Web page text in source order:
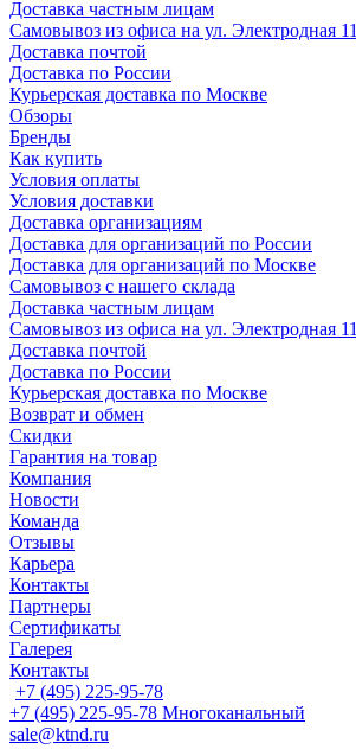
Доставка частным лицам
Самовывоз из офиса на ул. Электродная 11
Доставка почтой
Доставка по России
Курьерская доставка по Москве
Обзоры
Бренды
Как купить
Условия оплаты
Условия доставки
Доставка организациям
Доставка для организаций по России
Доставка для организаций по Москве
Самовывоз с нашего склада
Доставка частным лицам
Самовывоз из офиса на ул. Электродная 11
Доставка почтой
Доставка по России
Курьерская доставка по Москве
Возврат и обмен
Скидки
Гарантия на товар
Компания
Новости
Команда
Отзывы
Карьера
Контакты
Партнеры
Сертификаты
Галерея
Контакты
+7 (495) 225-95-78
+7 (495) 225-95-78 Многоканальный
sale@ktnd.ru